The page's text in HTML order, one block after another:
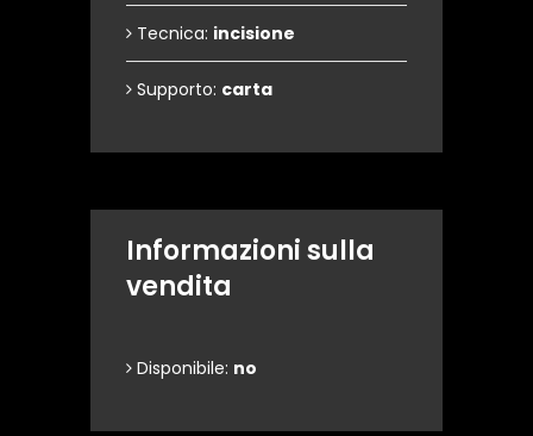
Tecnica: incisione
Supporto: carta
Informazioni sulla
vendita
Disponibile: no